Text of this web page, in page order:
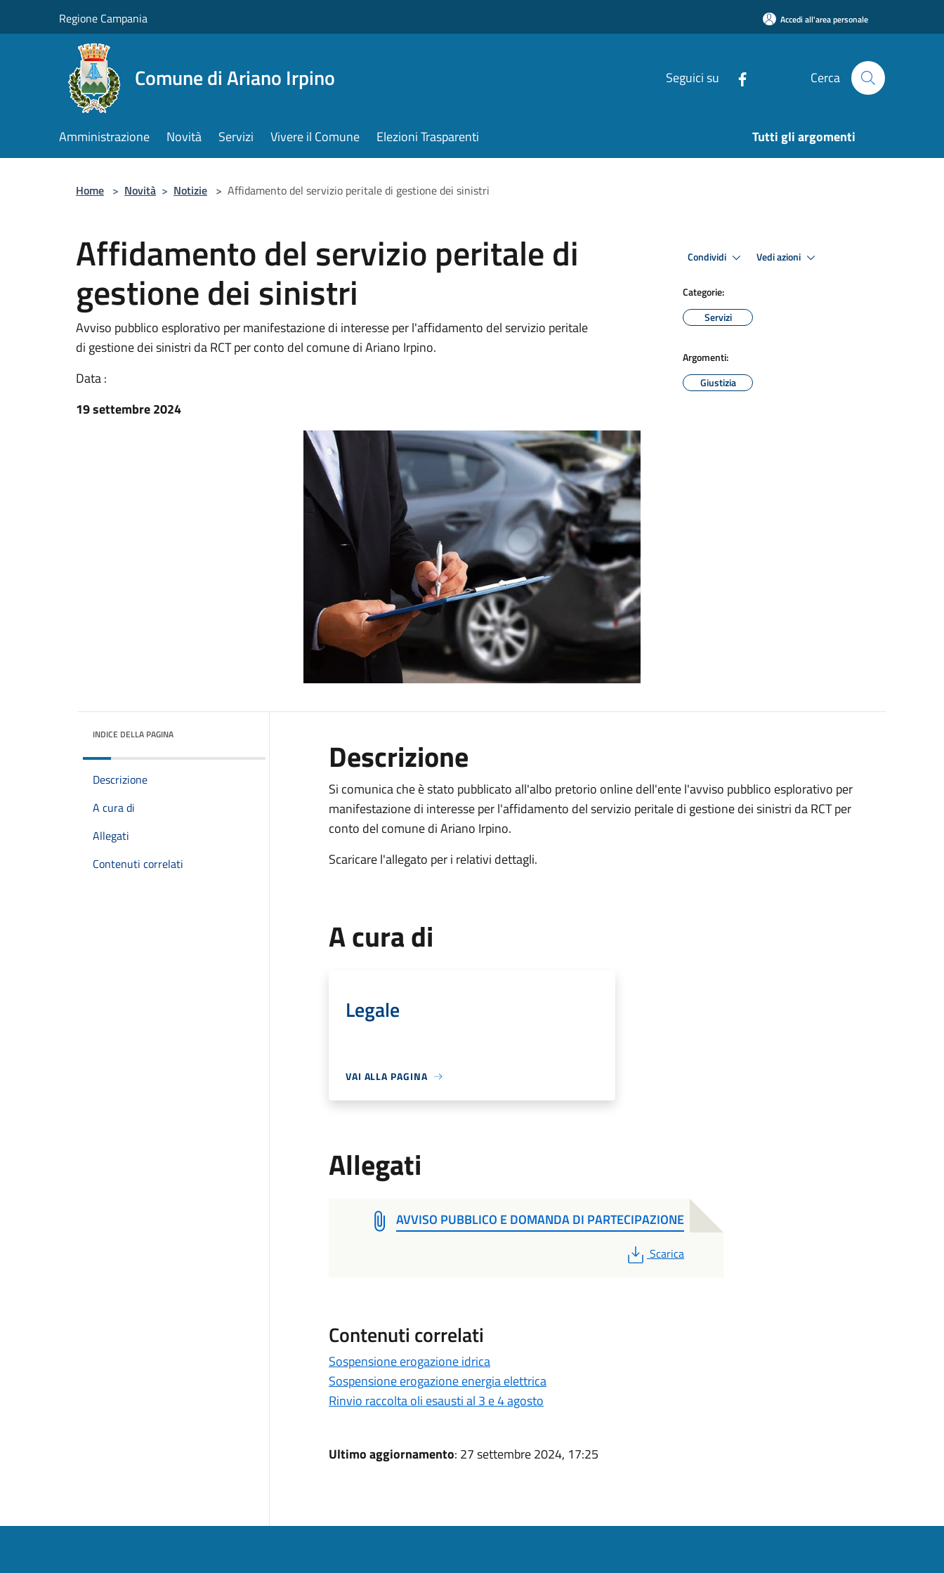
Regione Campania Accedi all'area personale
Comune di Ariano Irpino Seguici su Cerca
Amministrazione Novità Servizi Vivere il Comune Elezioni Trasparenti Tutti gli argomenti
Home > Novità > Notizie > Affidamento del servizio peritale di gestione dei sinistri
Affidamento del servizio peritale di
gestione dei sinistri
Avviso pubblico esplorativo per manifestazione di interesse per l'affidamento del servizio peritale
di gestione dei sinistri da RCT per conto del comune di Ariano Irpino.
Data :
19 settembre 2024
Condividi Vedi azioni
Categorie:
Servizi
Argomenti:
Giustizia
INDICE DELLA PAGINA
Descrizione
A cura di
Allegati
Contenuti correlati
Descrizione
Si comunica che è stato pubblicato all'albo pretorio online dell'ente l'avviso pubblico esplorativo per
manifestazione di interesse per l'affidamento del servizio peritale di gestione dei sinistri da RCT per
conto del comune di Ariano Irpino.
Scaricare l'allegato per i relativi dettagli.
A cura di
Legale
VAI ALLA PAGINA
Allegati
AVVISO PUBBLICO E DOMANDA DI PARTECIPAZIONE
PDF
Scarica
Contenuti correlati
Sospensione erogazione idrica
Sospensione erogazione energia elettrica
Rinvio raccolta oli esausti al 3 e 4 agosto
Ultimo aggiornamento: 27 settembre 2024, 17:25